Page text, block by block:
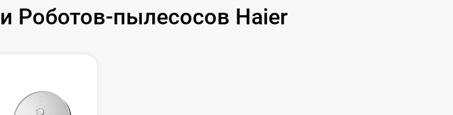
Роботов-пылесосов Haier